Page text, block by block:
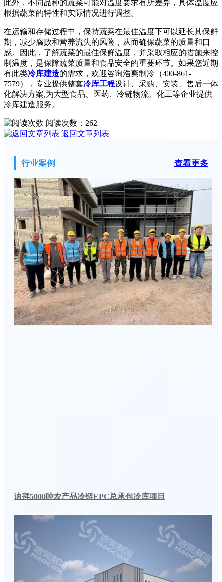
此外，不同品种的蔬菜可能对温度要求有所差异，具体温度应
根据蔬菜的特性和实际情况进行调整。
在运输和存储过程中，保持蔬菜在最佳温度下可以延长其保鲜
期，减少腐败和营养流失的风险，从而确保蔬菜的质量和口
感。因此，了解蔬菜的最佳保鲜温度，并采取相应的措施来控
制温度，是保障蔬菜质量和食品安全的重要环节。如果您近期
有此类冷库建造的需求，欢迎咨询浩爽制冷（400-861-
7579），专业提供整套冷库工程设计、采购、安装、售后一体
化解决方案,为大型食品、医药、冷链物流、化工等企业提供
冷库建造服务。
阅读次数： 262
返回文章列表
行业案例 查看更多
迪拜5000吨农产品冷链EPC总承包冷库项目